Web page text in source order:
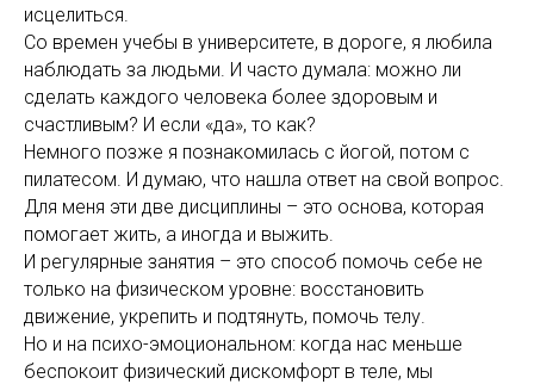
исцелиться.
Со времен учебы в университете, в дороге, я любила
наблюдать за людьми. И часто думала: можно ли
сделать каждого человека более здоровым и
счастливым? И если «да», то как?
Немного позже я познакомилась с йогой, потом с
пилатесом. И думаю, что нашла ответ на свой вопрос.
Для меня эти две дисциплины – это основа, которая
помогает жить, а иногда и выжить.
И регулярные занятия – это способ помочь себе не
только на физическом уровне: восстановить
движение, укрепить и подтянуть, помочь телу.
Но и на психо-эмоциональном: когда нас меньше
беспокоит физический дискомфорт в теле, мы